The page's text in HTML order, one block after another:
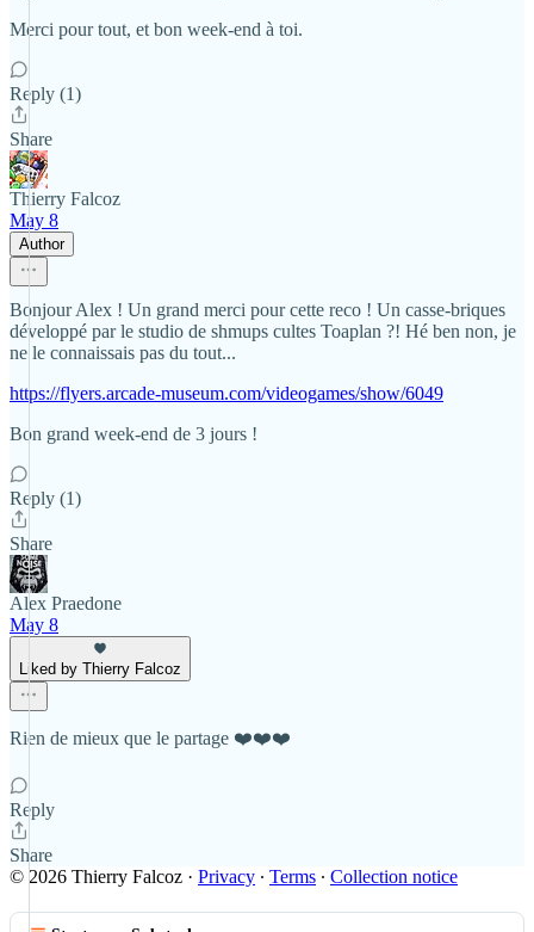
Merci pour tout, et bon week‑end à toi.
Reply (1)
Share
Thierry Falcoz
May 8
Author
Bonjour Alex ! Un grand merci pour cette reco ! Un casse-briques
développé par le studio de shmups cultes Toaplan ?! Hé ben non, je
ne le connaissais pas du tout...
https://flyers.arcade-museum.com/videogames/show/6049
Bon grand week-end de 3 jours !
Reply (1)
Share
Alex Praedone
May 8
Liked by Thierry Falcoz
Rien de mieux que le partage ❤️❤️❤️
Reply
Share
© 2026 Thierry Falcoz · Privacy ∙ Terms ∙ Collection notice